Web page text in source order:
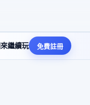
繼續玩 免費註冊